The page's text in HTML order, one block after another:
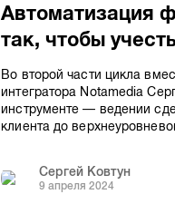
Автоматизация
так, чтобы
Во второй части цикла
интегратора Notamedia
инструменте — ведении
клиента до
Сергей Ковтун
9 апреля 2024